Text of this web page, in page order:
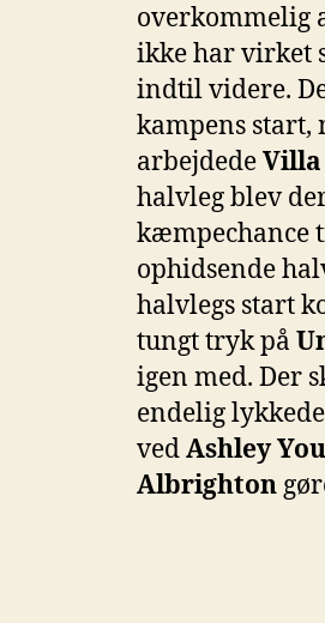
overkommelig
ikke har virket
indtil videre.
kampens
arbejdedeVilla
halvleg blev
kæmpechance
ophidsende
halvlegs start
tungt tryk på
igen med. Der
endelig
vedAshley
Albrighton